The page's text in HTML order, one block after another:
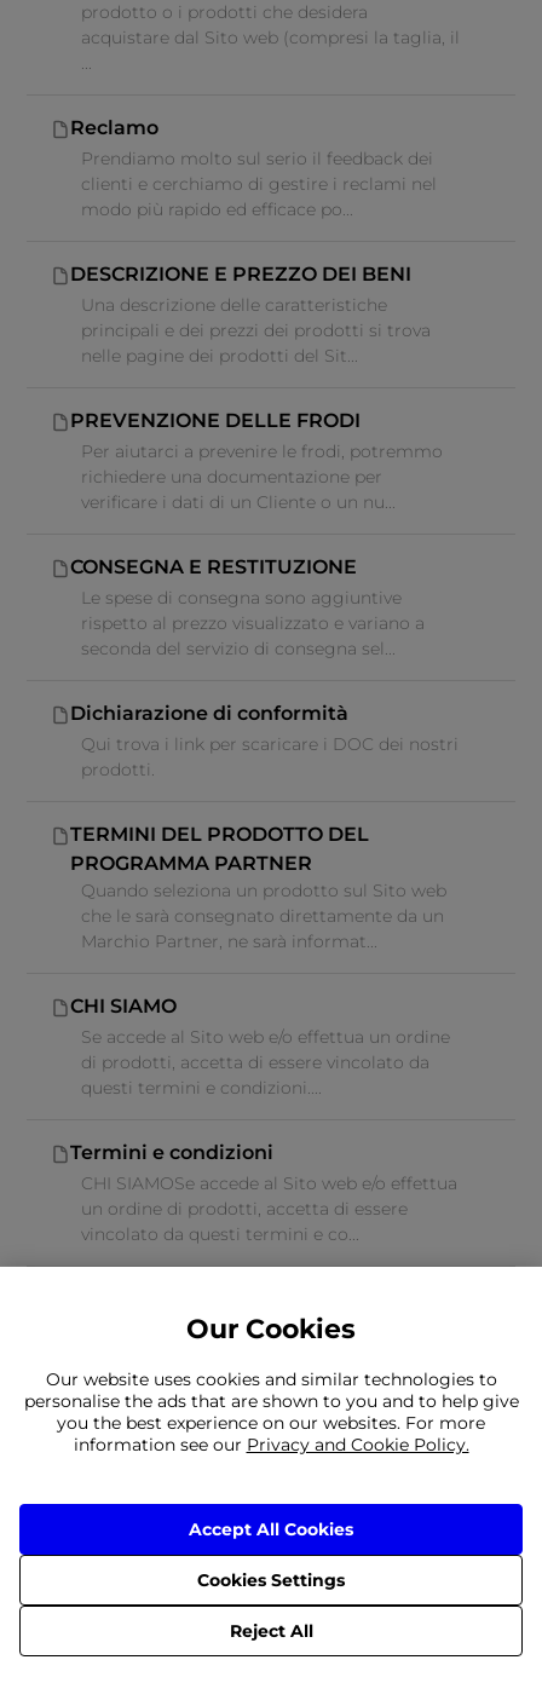
prodotto o i prodotti che desidera
acquistare dal Sito web (compresi la taglia, il
...
Reclamo
Prendiamo molto sul serio il feedback dei
clienti e cerchiamo di gestire i reclami nel
modo più rapido ed efficace po...
DESCRIZIONE E PREZZO DEI BENI
Una descrizione delle caratteristiche
principali e dei prezzi dei prodotti si trova
nelle pagine dei prodotti del Sit...
PREVENZIONE DELLE FRODI
Per aiutarci a prevenire le frodi, potremmo
richiedere una documentazione per
verificare i dati di un Cliente o un nu...
CONSEGNA E RESTITUZIONE
Le spese di consegna sono aggiuntive
rispetto al prezzo visualizzato e variano a
seconda del servizio di consegna sel...
Dichiarazione di conformità
Qui trova i link per scaricare i DOC dei nostri
prodotti.
TERMINI DEL PRODOTTO DEL
PROGRAMMA PARTNER
Quando seleziona un prodotto sul Sito web
che le sarà consegnato direttamente da un
Marchio Partner, ne sarà informat...
CHI SIAMO
Se accede al Sito web e/o effettua un ordine
di prodotti, accetta di essere vincolato da
questi termini e condizioni....
Termini e condizioni
CHI SIAMOSe accede al Sito web e/o effettua
un ordine di prodotti, accetta di essere
vincolato da questi termini e co...
Non riesci a trovare quello che stai
cercando?
© 2026 Frasers Group Trading Limited
Our Cookies
Our website uses cookies and similar technologies to
personalise the ads that are shown to you and to help give
you the best experience on our websites. For more
information see our Privacy and Cookie Policy.
Cookies Settings
Reject All
Accept All Cookies